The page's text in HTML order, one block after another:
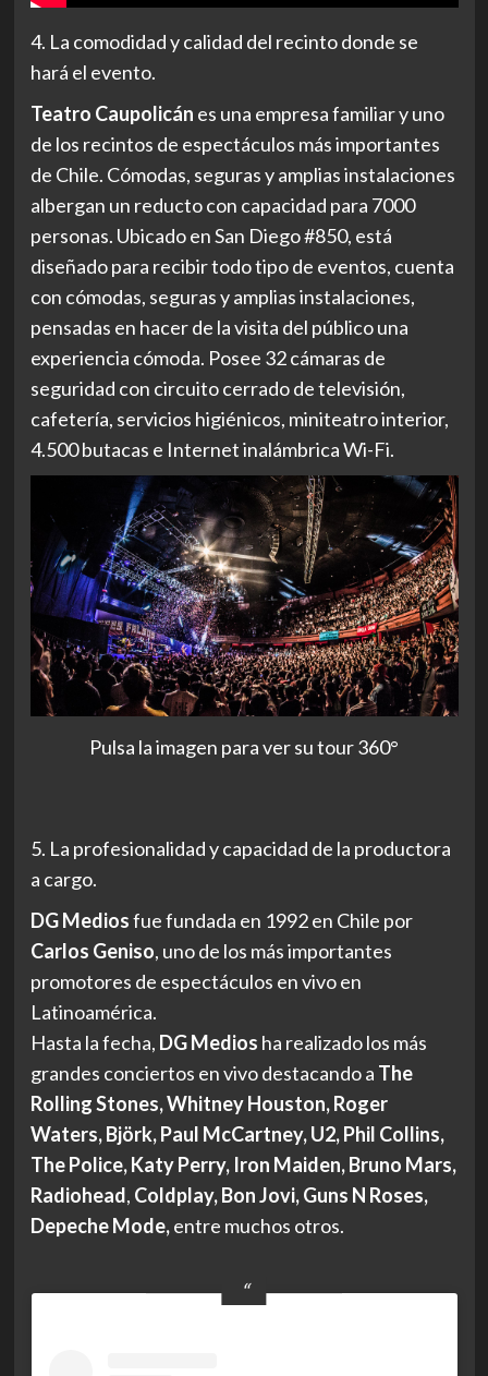
4. La comodidad y calidad del recinto donde se
hará el evento.
Teatro Caupolicán es una empresa familiar y uno
de los recintos de espectáculos más importantes
de Chile. Cómodas, seguras y amplias instalaciones
albergan un reducto con capacidad para 7000
personas. Ubicado en San Diego #850, está
diseñado para recibir todo tipo de eventos, cuenta
con cómodas, seguras y amplias instalaciones,
pensadas en hacer de la visita del público una
experiencia cómoda. Posee 32 cámaras de
seguridad con circuito cerrado de televisión,
cafetería, servicios higiénicos, miniteatro interior,
4.500 butacas e Internet inalámbrica Wi-Fi.
Pulsa la imagen para ver su tour 360°
5. La profesionalidad y capacidad de la productora
a cargo.
DG Mediosfue fundada en 1992 en Chile por
Carlos Geniso, uno de los más importantes
promotores de espectáculos en vivo en
Latinoamérica.
Hasta la fecha, DG Medios ha realizado los más
grandes conciertos en vivo destacando a The
Rolling Stones, Whitney Houston, Roger
Waters, Björk, Paul McCartney, U2, Phil Collins,
The Police, Katy Perry, Iron Maiden, Bruno Mars,
Radiohead, Coldplay, Bon Jovi, Guns N Roses,
Depeche Mode,entre muchos otros.